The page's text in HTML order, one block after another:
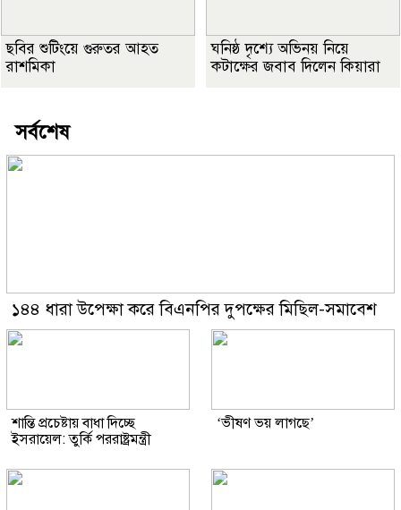
ছবির শুটিংয়ে গুরুতর আহত
রাশমিকা
ঘনিষ্ঠ দৃশ্যে অভিনয় নিয়ে
কটাক্ষের জবাব দিলেন কিয়ারা
সর্বশেষ
১৪৪ ধারা উপেক্ষা করে বিএনপির দুপক্ষের মিছিল-সমাবেশ
শান্তি প্রচেষ্টায় বাধা দিচ্ছে
ইসরায়েল: তুর্কি পররাষ্ট্রমন্ত্রী
‘ভীষণ ভয় লাগছে’